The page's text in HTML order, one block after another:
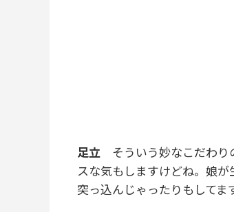
足立 そういう妙なこだわり
スな気もしますけどね。娘
突っ込んじゃったりもしてま